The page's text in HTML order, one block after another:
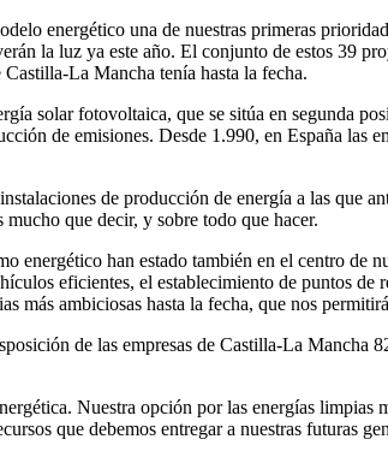
energético una de nuestras primeras
la luz ya este año. El conjunto de estos 39
La Mancha tenía hasta la fecha.
solar fotovoltaica, que se sitúa en segunda
de emisiones. Desde 1.990, en España
de producción de energía a las que
que decir, y sobre todo que hacer.
energético han estado también en el centro de
eficientes, el establecimiento de puntos
más ambiciosas hasta la fecha, que nos
de las empresas de Castilla-La
Nuestra opción por las energías
que debemos entregar a nuestras futuras